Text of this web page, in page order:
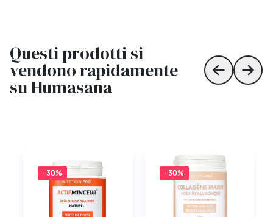
Questi prodotti si
vendono rapidamente
su Humasana Skip toSkip
−30% −30%